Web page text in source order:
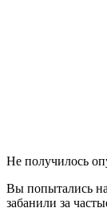
Не получилось
Вы попытались
забанили за